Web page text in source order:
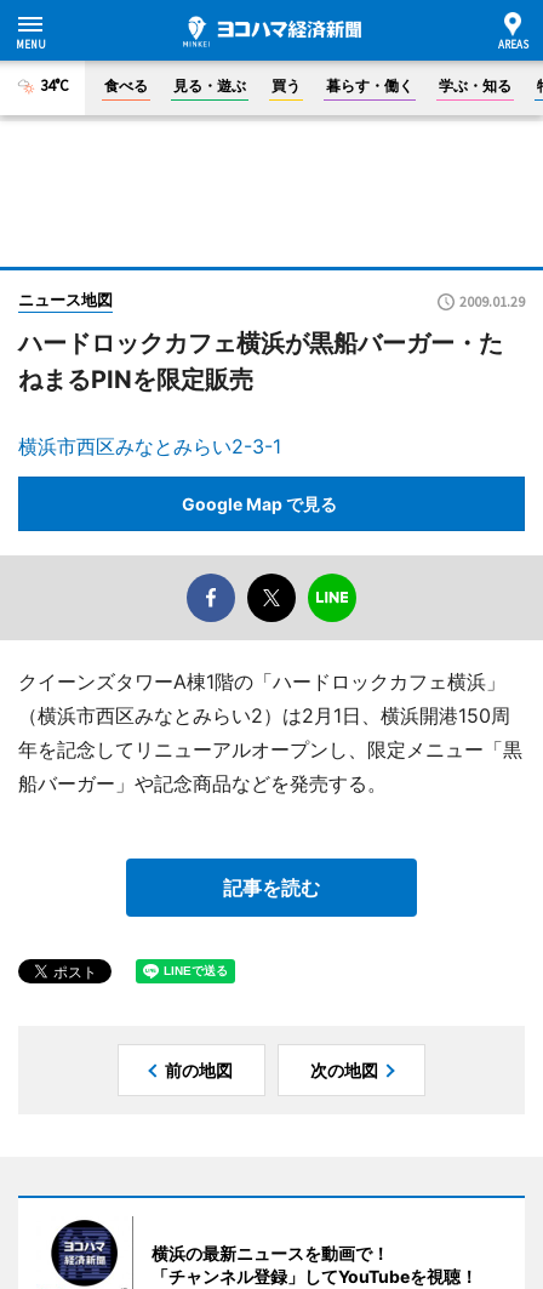
34°C 食べる 見る・遊ぶ 買う 暮らす・働く 学ぶ・知る
ニュース地図 2009.01.29
ハードロックカフェ横浜が黒船バーガー・た
ねまるPINを限定販売
横浜市西区みなとみらい2-3-1
Google Map で見る
クイーンズタワーA棟1階の「ハードロックカフェ横浜」
（横浜市西区みなとみらい2）は2月1日、横浜開港150周
年を記念してリニューアルオープンし、限定メニュー「黒
船バーガー」や記念商品などを発売する。
記事を読む
前の地図 次の地図
横浜の最新ニュースを動画で！
「チャンネル登録」してYouTubeを視聴！